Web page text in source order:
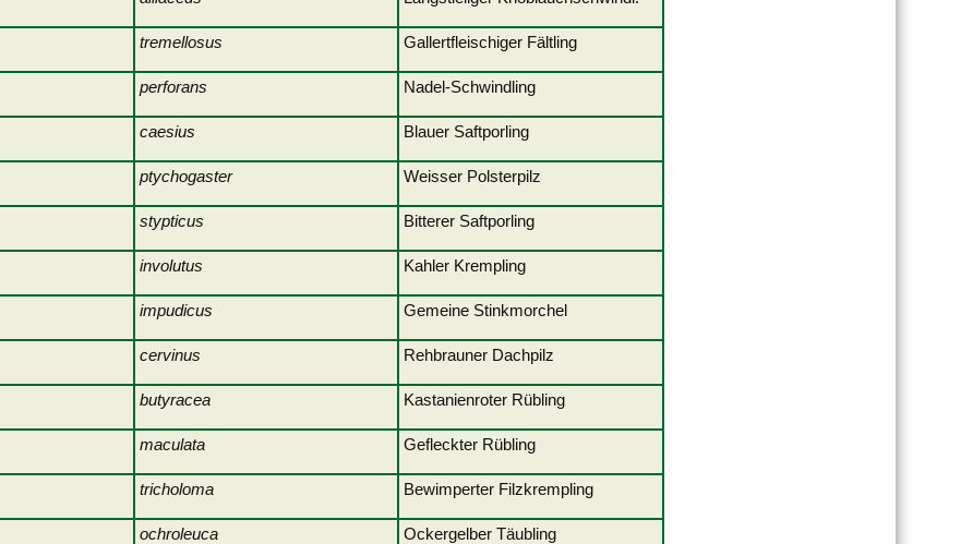
tremellosus Gallertfleischiger Fältling
perforans Nadel-Schwindling
caesius Blauer Saftporling
ptychogaster Weisser Polsterpilz
stypticus Bitterer Saftporling
involutus Kahler Krempling
impudicus Gemeine Stinkmorchel
cervinus Rehbrauner Dachpilz
butyracea Kastanienroter Rübling
maculata Gefleckter Rübling
tricholoma Bewimperter Filzkrempling
ochroleuca Ockergelber Täubling